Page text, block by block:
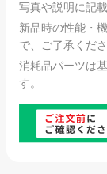
写真や説明に記
新品時の性能・
で、ご了承くださ
消耗品パーツは
す。